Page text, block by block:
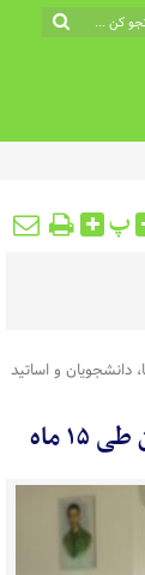
پ
و اساتید